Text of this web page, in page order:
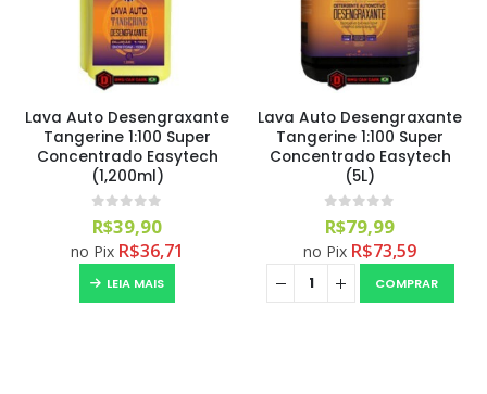
Lava Auto Desengraxante
Tangerine 1:100 Super
Concentrado Easytech
(1,200ml)
0 out of 5
R$39,90
no Pix R$36,71
LEIA MAIS
Lava Auto Desengraxante
Tangerine 1:100 Super
Concentrado Easytech
(5L)
0 out of 5
R$79,99
no Pix R$73,59
COMPRAR